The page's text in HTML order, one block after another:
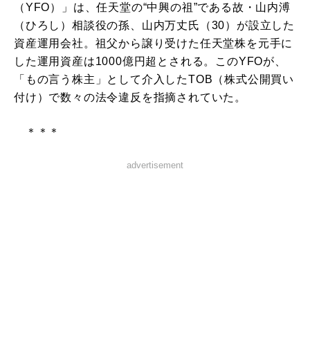
（YFO）」は、任天堂の“中興の祖”である故・山内溥
（ひろし）相談役の孫、山内万丈氏（30）が設立した
資産運用会社。祖父から譲り受けた任天堂株を元手に
した運用資産は1000億円超とされる。このYFOが、
「もの言う株主」として介入したTOB（株式公開買い
付け）で数々の法令違反を指摘されていた。
＊＊＊
advertisement